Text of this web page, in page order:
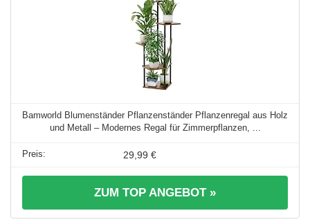
Bamworld Blumenständer Pflanzenständer Pflanzenregal aus Holz
und Metall – Modernes Regal für Zimmerpflanzen, ...
29,99 €
ZUM TOP ANGEBOT »